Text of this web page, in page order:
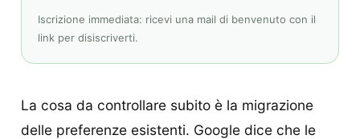
Iscrizione immediata: ricevi una mail di benvenuto con il
link per disiscriverti.
La cosa da controllare subito è la migrazione
delle preferenze esistenti. Google dice che le